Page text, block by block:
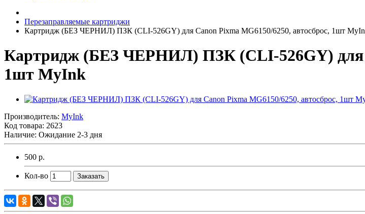
Перезаправляемые картриджи
Картридж (БЕЗ ЧЕРНИЛ) ПЗК (CLI-526GY) для Canon Pixma MG6150/6250, автосброс, 1шт
Картридж (БЕЗ ЧЕРНИЛ) ПЗК (CLI-526GY) для
1шт MyInk
Производитель: MyInk
Код товара: 2623
Наличие: Ожидание 2-3 дня
500 р.
Кол-во Заказать